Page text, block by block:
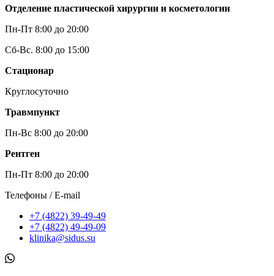
Отделение пластической хирургии и косметологии
Пн-Пт 8:00 до 20:00
Сб-Вс. 8:00 до 15:00
Стационар
Круглосуточно
Травмпункт
Пн-Вс 8:00 до 20:00
Рентген
Пн-Пт 8:00 до 20:00
Телефоны / E-mail
+7 (4822) 39-49-49
+7 (4822) 49-49-09
klinika@sidus.su